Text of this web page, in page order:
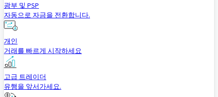
광부 및 PSP
자동으로 자금을 전환합니다.
개인
거래를 빠르게 시작하세요
고급 트레이더
유행을 앞서가세요.